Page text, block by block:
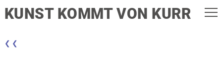
KUNST KOMMT VON KURR
❮ ❮